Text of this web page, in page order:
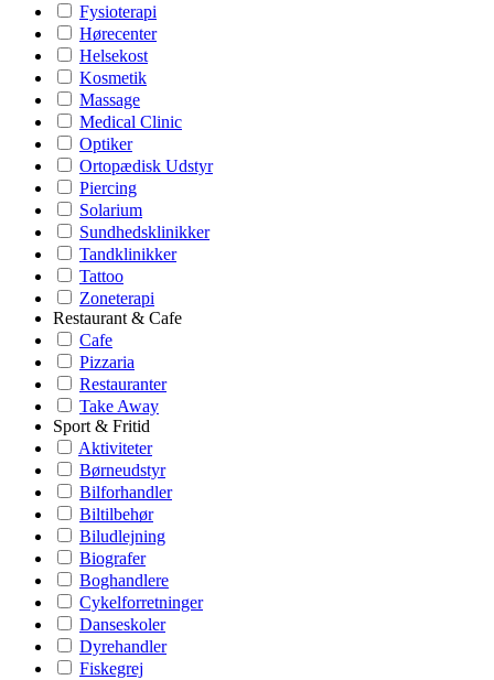
Fysioterapi
Hørecenter
Helsekost
Kosmetik
Massage
Medical Clinic
Optiker
Ortopædisk Udstyr
Piercing
Solarium
Sundhedsklinikker
Tandklinikker
Tattoo
Zoneterapi
Restaurant & Cafe
Cafe
Pizzaria
Restauranter
Take Away
Sport & Fritid
Aktiviteter
Børneudstyr
Bilforhandler
Biltilbehør
Biludlejning
Biografer
Boghandlere
Cykelforretninger
Danseskoler
Dyrehandler
Fiskegrej